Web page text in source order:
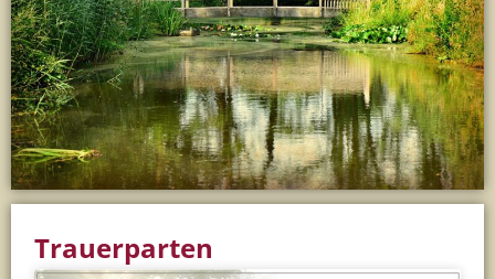
Trauerparten